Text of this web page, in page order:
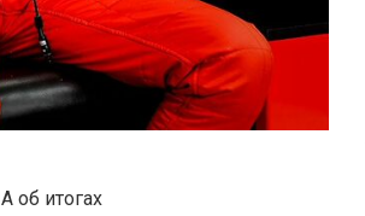
об итогах